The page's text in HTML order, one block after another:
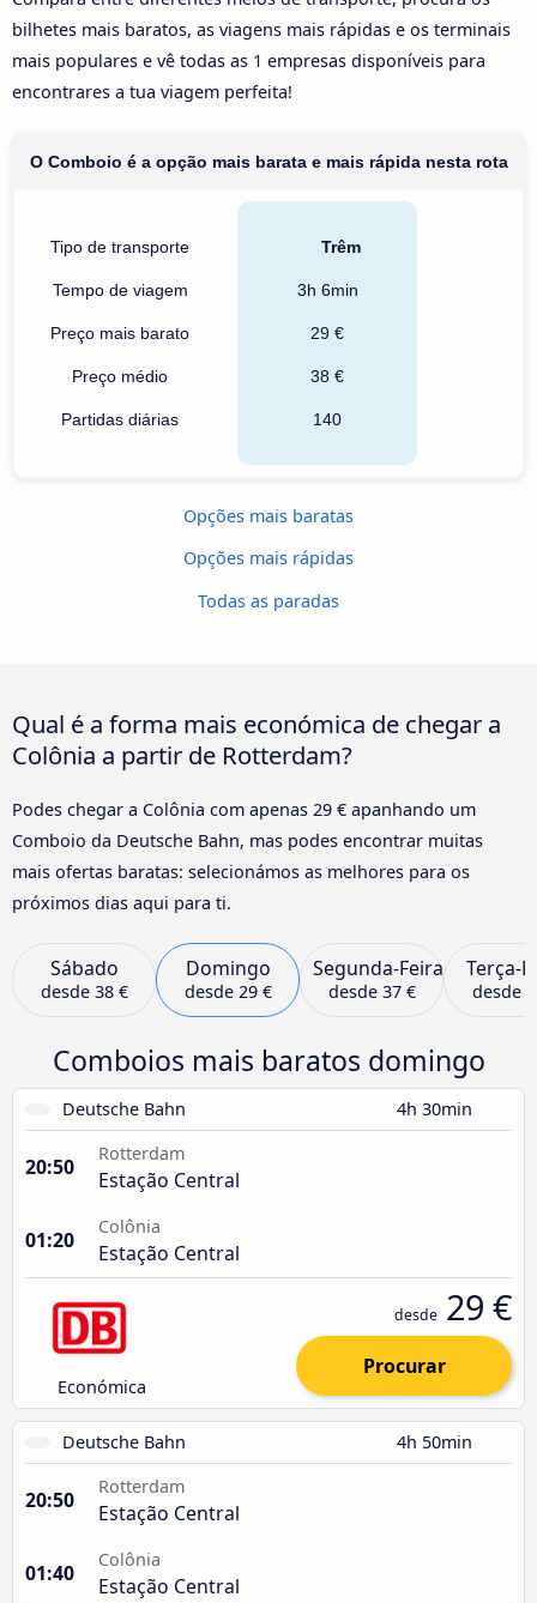
bilhetes mais baratos, as viagens mais rápidas e os terminais
mais populares e vê todas as 1 empresas disponíveis para
encontrares a tua viagem perfeita!
O Comboio é a opção mais barata e mais rápida nesta rota
Tipo de transporte
Tempo de viagem
Preço mais barato
Preço médio
Partidas diárias
Trêm
3h 6min
29 €
38 €
140
Opções mais baratas
Opções mais rápidas
Todas as paradas
Qual é a forma mais económica de chegar a
Colônia a partir de Rotterdam?
Podes chegar a Colônia com apenas 29 € apanhando um
Comboio da Deutsche Bahn, mas podes encontrar muitas
mais ofertas baratas: selecionámos as melhores para os
próximos dias aqui para ti.
Sábado
desde 38 €
Domingo
desde 29 €
Segunda-Feira
desde 37 €
Terça-
desde
Comboios mais baratos domingo
Deutsche Bahn 4h 30min
20:50
Rotterdam
Estação Central
01:20
Colônia
Estação Central
Económica
desde 29 €
Procurar
Deutsche Bahn 4h 50min
20:50
Rotterdam
Estação Central
01:40
Colônia
Estação Central